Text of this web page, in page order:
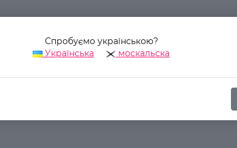
Спробуємо українською?
Українська
москальска